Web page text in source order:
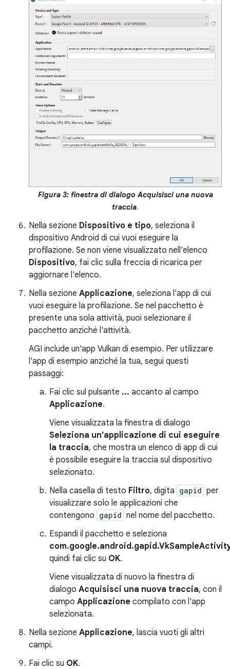
Figura 3: finestra di dialogo Acquisisci una nuova
traccia.
Nella sezione Dispositivo e tipo, seleziona il
dispositivo Android di cui vuoi eseguire la
profilazione. Se non viene visualizzato nell'elenco
Dispositivo, fai clic sulla freccia di ricarica per
aggiornare l'elenco.
Nella sezione Applicazione, seleziona l'app di cui
vuoi eseguire la profilazione. Se nel pacchetto è
presente una sola attività, puoi selezionare il
pacchetto anziché l'attività.
AGI include un'app Vulkan di esempio. Per utilizzare
l'app di esempio anziché la tua, segui questi
passaggi:
Fai clic sul pulsante ... accanto al campo
Applicazione.
Viene visualizzata la finestra di dialogo
Seleziona un'applicazione di cui eseguire
la traccia, che mostra un elenco di app di cui
è possibile eseguire la traccia sul dispositivo
selezionato.
Nella casella di testo Filtro, digita gapid per
visualizzare solo le applicazioni che
contengono gapid nel nome del pacchetto.
Espandi il pacchetto e seleziona
quindi fai clic su OK.
Viene visualizzata di nuovo la finestra di
dialogo Acquisisci una nuova traccia, con il
campo Applicazione compilato con l'app
selezionata.
Nella sezione Applicazione, lascia vuoti gli altri
campi.
Fai clic su OK.